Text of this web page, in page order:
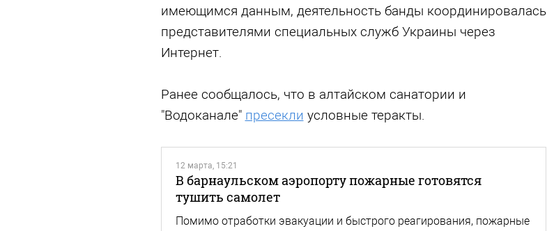
имеющимся данным, деятельность банды координировалась
представителями специальных служб Украины через
Интернет.
Ранее сообщалось, что в алтайском санатории и
"Водоканале" пресекли условные теракты.
12 марта, 15:21
В барнаульском аэропорту пожарные готовятся
тушить самолет
Помимо отработки эвакуации и быстрого реагирования, пожарные